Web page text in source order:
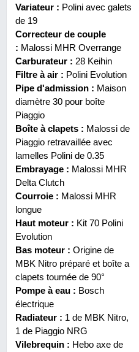
Variateur : Polini avec galets
de 19
Correcteur de couple
: Malossi MHR Overrange
Carburateur : 28 Keihin
Filtre à air : Polini Evolution
Pipe d'admission : Maison
diamètre 30 pour boîte
Piaggio
Boîte à clapets : Malossi de
Piaggio retravaillée avec
lamelles Polini de 0.35
Embrayage : Malossi MHR
Delta Clutch
Courroie : Malossi MHR
longue
Haut moteur : Kit 70 Polini
Evolution
Bas moteur : Origine de
MBK Nitro préparé et boîte a
clapets tournée de 90°
Pompe à eau : Bosch
électrique
Radiateur : 1 de MBK Nitro,
1 de Piaggio NRG
Vilebrequin : Hebo axe de